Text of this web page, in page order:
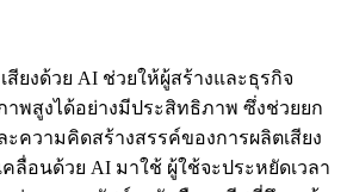
สียงด้วย AI ช่วยให้ผู้สร้างและธุรกิจ
พสูงได้อย่างมีประสิทธิภาพ ซึ่งช่วยยก
ความคิดสร้างสรรค์ของการผลิตเสียง
ลื่อนด้วย AI มาใช้ ผู้ใช้จะประหยัดเวลา